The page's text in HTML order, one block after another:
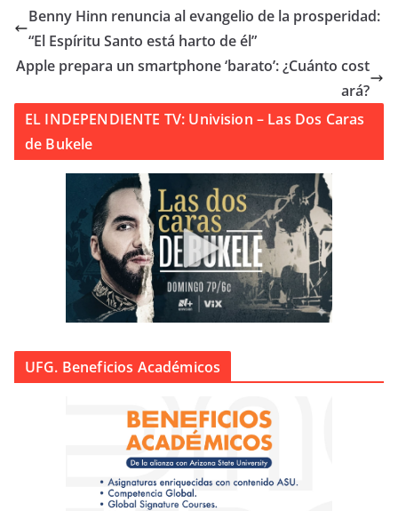
Benny Hinn renuncia al evangelio de la prosperidad:
“El Espíritu Santo está harto de él”
Apple prepara un smartphone ‘barato’: ¿Cuánto cost
ará?
EL INDEPENDIENTE TV: Univision – Las Dos Caras
de Bukele
UFG. Beneficios Académicos